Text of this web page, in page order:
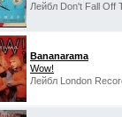
Лейбл Don't Fall Off
Bananarama
Wow!
Лейбл London